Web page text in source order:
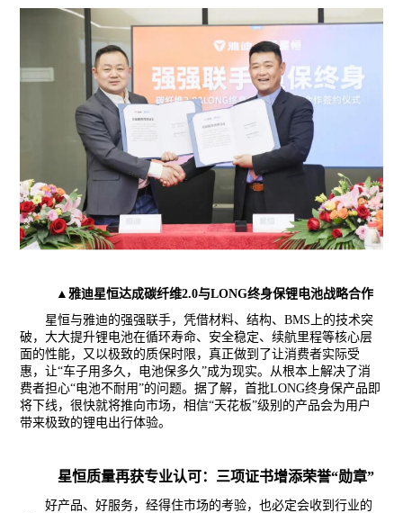
▲雅迪星恒达成碳纤维2.0与LONG终身保锂电池战略合作
星恒与雅迪的强强联手，凭借材料、结构、BMS上的技术突
破，大大提升锂电池在循环寿命、安全稳定、续航里程等核心层
面的性能，又以极致的质保时限，真正做到了让消费者实际受
惠，让“车子用多久，电池保多久”成为现实。从根本上解决了消
费者担心“电池不耐用”的问题。据了解，首批LONG终身保产品即
将下线，很快就将推向市场，相信“天花板”级别的产品会为用户
带来极致的锂电出行体验。
星恒质量再获专业认可：三项证书增添荣誉“勋章”
好产品、好服务，经得住市场的考验，也必定会收到行业的